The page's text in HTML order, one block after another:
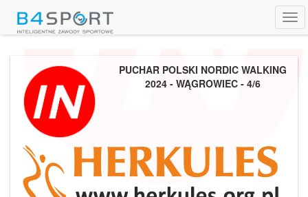
PUCHAR POLSKI NORDIC WALKING
2024 - WĄGROWIEC - 4/6